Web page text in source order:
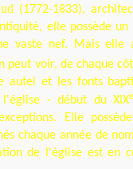
(1772-1833),
elle possède
vaste nef. Mais elle
peut voir, de chaque
autel et les fonts
- début du XIX
Elle
chaque année de
de l'église est en